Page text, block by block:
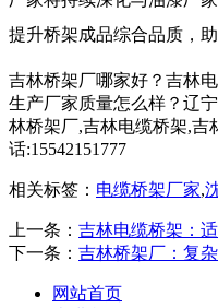
提升桥架成品综合品质，
吉林桥架厂哪家好？吉林
生产厂家质量怎么样？辽
林桥架厂,吉林电缆桥架,吉
话:15542151777
相关标签： 电缆桥架厂家,
上一条： 吉林电缆桥架：
下一条： 吉林桥架厂：复
网站首页